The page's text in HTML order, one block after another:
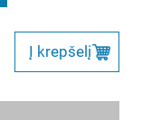
Į krepšelį